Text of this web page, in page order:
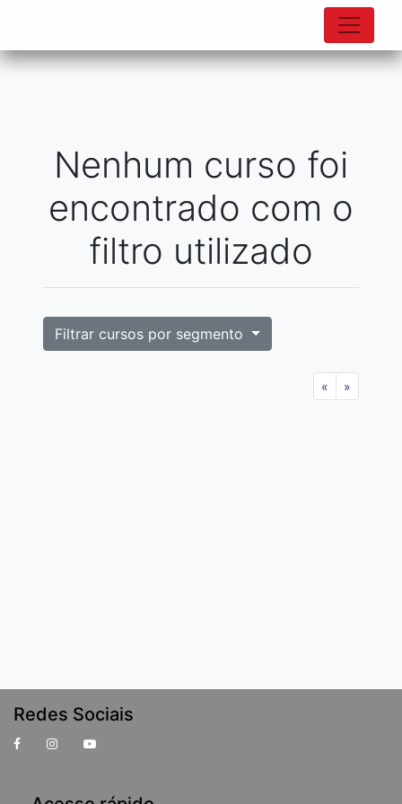
Nenhum curso foi
encontrado com o
filtro utilizado
Filtrar cursos por segmento
« »
Redes Sociais